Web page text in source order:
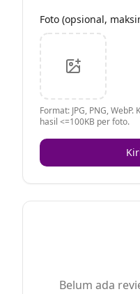
Foto (opsional,
Format: JPG, PNG,
hasil <=100KB per foto.
Belum ada